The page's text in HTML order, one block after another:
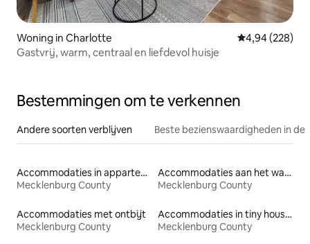
Woning in Charlotte Gemiddelde
4,94 (228)
Gastvrij, warm, centraal en liefdevol huisje
Bestemmingen om te verkennen
Andere soorten verblijven Beste bezienswaardigheden in de
Accommodaties in appartementen met diensten
Mecklenburg County
Accommodaties aan het water
Mecklenburg County
Accommodaties met ontbijt
Mecklenburg County
Accommodaties in tiny houses
Mecklenburg County